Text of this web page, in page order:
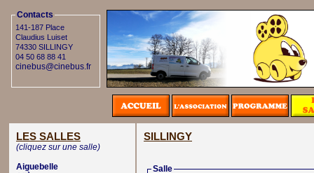
Contacts
141-187 Place
Claudius Luiset
74330 SILLINGY
04 50 68 88 41
cinebus@cinebus.fr
LES SALLES
(cliquez sur une salle)
Aiguebelle
SILLINGY
Salle